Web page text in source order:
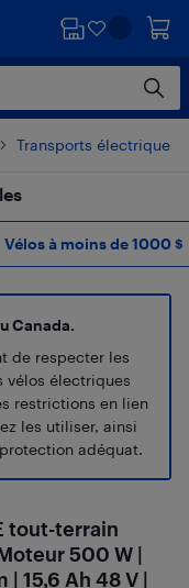
Transports électriques
Vélos à moins de 1000 $
Canada.
de respecter les
vélos électriques
restrictions en lien
les utiliser, ainsi
adéquat.
tout-terrain
500 W |
15,6 Ah 48 V |